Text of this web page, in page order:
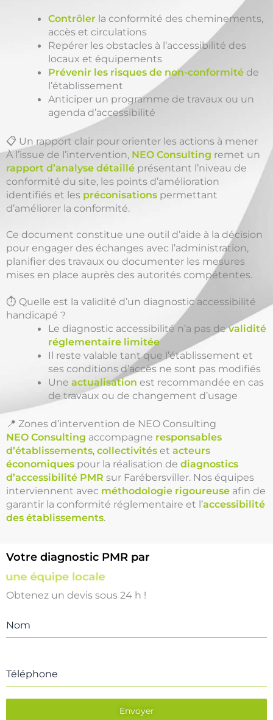
Contrôler la conformité des cheminements,
accès et circulations
Repérer les obstacles à l’accessibilité des
locaux et équipements
Prévenir les risques de non-conformité de
l’établissement
Anticiper un programme de travaux ou un
agenda d’accessibilité
📋 Un rapport clair pour orienter les actions à mener
À l’issue de l’intervention, NEO Consulting remet un
rapport d’analyse détaillé présentant l’niveau de
conformité du site, les points d’amélioration
identifiés et les préconisations permettant
d’améliorer la conformité.
Ce document constitue une outil d’aide à la décision
pour engager des échanges avec l’administration,
planifier des travaux ou documenter les mesures
mises en place auprès des autorités compétentes.
⏱️ Quelle est la validité d’un diagnostic accessibilité
handicapé ?
Le diagnostic accessibilité n’a pas devalidité
réglementaire limitée
Il reste valable tant que l’établissement et
ses conditions d’accès ne sont pas modifiés
Uneactualisation est recommandée en cas
de travaux ou de changement d’usage
📍 Zones d’intervention de NEO Consulting
NEO Consulting accompagne responsables
d’établissements, collectivités et acteurs
économiques pour la réalisation de diagnostics
d’accessibilité PMR sur Farébersviller. Nos équipes
interviennent avec méthodologie rigoureuse afin de
garantir la conformité réglementaire et l’accessibilité
des établissements.
Votre diagnostic PMR par
une équipe locale
Obtenez un devis sous 24 h !
Nom
Téléphone
Envoyer